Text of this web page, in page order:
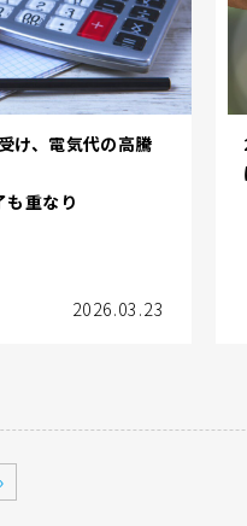
け、電気代の高騰
も重なり
2026.03.23